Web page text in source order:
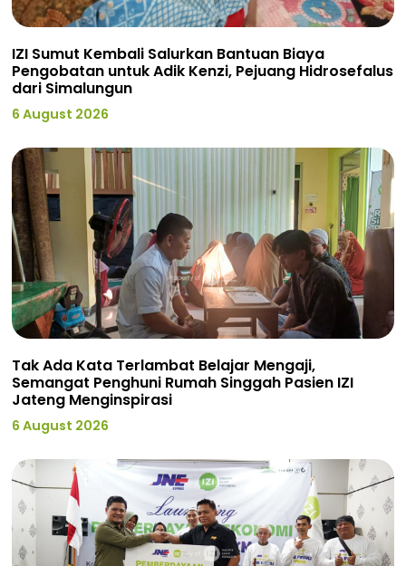
IZI Sumut Kembali Salurkan Bantuan Biaya
Pengobatan untuk Adik Kenzi, Pejuang Hidrosefalus
dari Simalungun
6 August 2026
Tak Ada Kata Terlambat Belajar Mengaji,
Semangat Penghuni Rumah Singgah Pasien IZI
Jateng Menginspirasi
6 August 2026